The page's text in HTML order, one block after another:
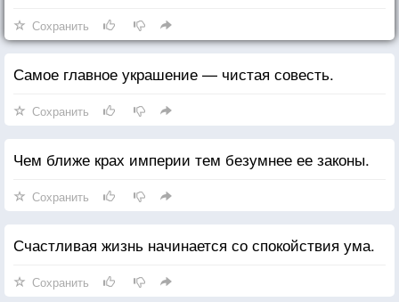
Сохранить
Самое главное украшение — чистая совесть.
Сохранить
Чем ближе крах империи тем безумнее ее законы.
Сохранить
Счастливая жизнь начинается со спокойствия ума.
Сохранить